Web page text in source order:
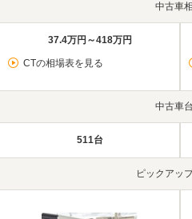
中古車
37.4万円～418万円
CTの相場表を見る
中古車
511台
ピックアッ